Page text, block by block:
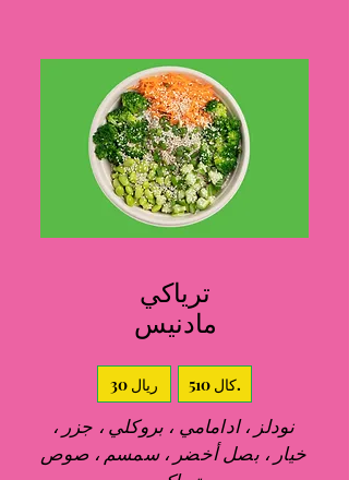
ترياكي
مادنيس
30 ريال 510 كال.
نودلز ، ادامامي ، بروكلي ، جزر ،
خيار ، بصل أخضر ، سمسم ، صوص